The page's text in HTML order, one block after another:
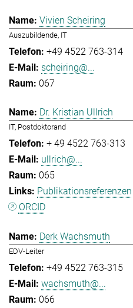
Vivien Scheiring
Auszubildende, IT
+49 4522 763-314
scheiring@...
067
Dr. Kristian Ullrich
IT, Postdoktorand
+ 49 4522 763-313
ullrich@...
065
Publikationsreferenzen
ORCID
Derk Wachsmuth
EDV-Leiter
+49 4522 763-315
wachsmuth@...
066